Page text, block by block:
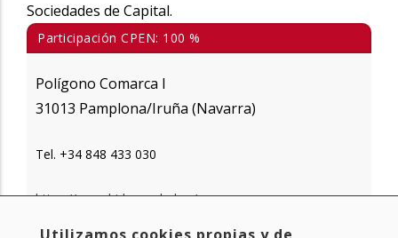
Sociedades de Capital.
Participación CPEN: 100 %
Polígono Comarca I
31013 Pamplona/Iruña (Navarra)
Tel. +34 848 433 030
https://www.bideansalud.es/